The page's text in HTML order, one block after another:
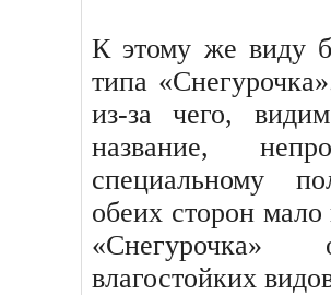
К этому же виду
типа
из-за чего,
название,
специальному
обеих сторон
влагостойких